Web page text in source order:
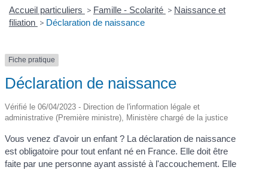
Accueil particuliers > Famille - Scolarité > Naissance et
filiation > Déclaration de naissance
Fiche pratique
Déclaration de naissance
Vérifié le 06/04/2023 - Direction de l'information légale et
administrative (Première ministre), Ministère chargé de la justice
Vous venez d'avoir un enfant ? La déclaration de naissance
est obligatoire pour tout enfant né en France. Elle doit être
faite par une personne ayant assisté à l'accouchement. Elle